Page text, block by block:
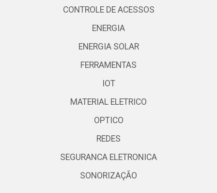
CONTROLE DE ACESSOS
ENERGIA
ENERGIA SOLAR
FERRAMENTAS
IOT
MATERIAL ELETRICO
OPTICO
REDES
SEGURANCA ELETRONICA
SONORIZAÇÃO